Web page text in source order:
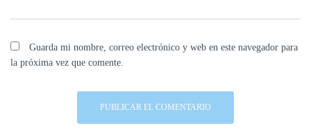
Guarda mi nombre, correo electrónico y web en este navegador para
la próxima vez que comente.